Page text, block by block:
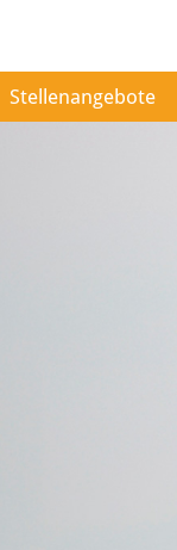
Stellenangebote